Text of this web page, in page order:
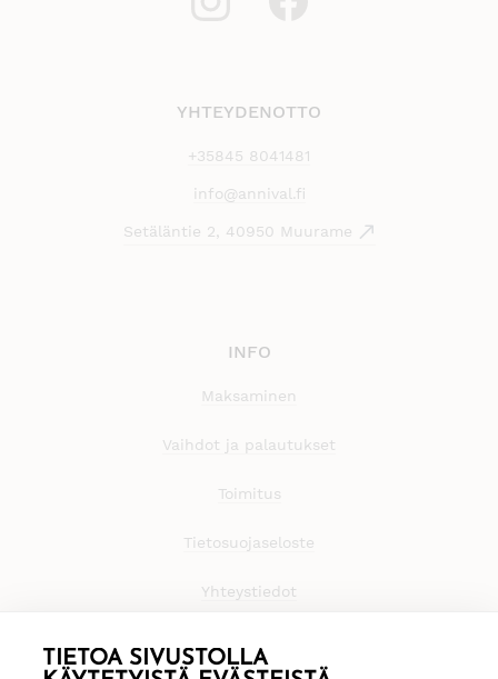
TIETOA SIVUSTOLLA
YHTEYDENOTTO
+35845 8041481
info@annival.fi
Setäläntie 2, 40950 Muurame
INFO
Maksaminen
Vaihdot ja palautukset
Toimitus
Tietosuojaseloste
Yhteystiedot